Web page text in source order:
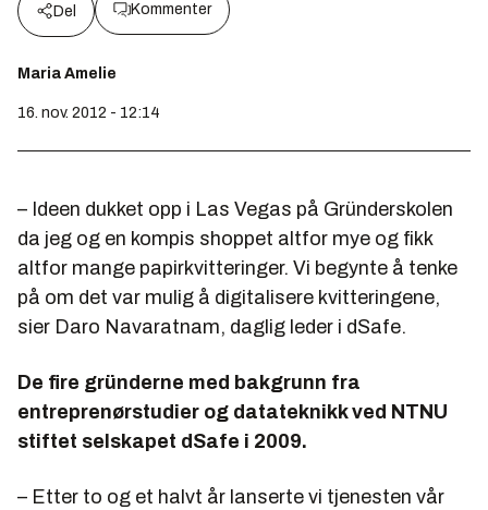
Del Kommenter
Maria Amelie
16. nov. 2012 - 12:14
– Ideen dukket opp i Las Vegas på Gründerskolen
da jeg og en kompis shoppet altfor mye og fikk
altfor mange papirkvitteringer. Vi begynte å tenke
på om det var mulig å digitalisere kvitteringene,
sier Daro Navaratnam, daglig leder i dSafe.
De fire gründerne med bakgrunn fra
entreprenørstudier og datateknikk ved NTNU
stiftet selskapet dSafe i 2009.
– Etter to og et halvt år lanserte vi tjenesten vår